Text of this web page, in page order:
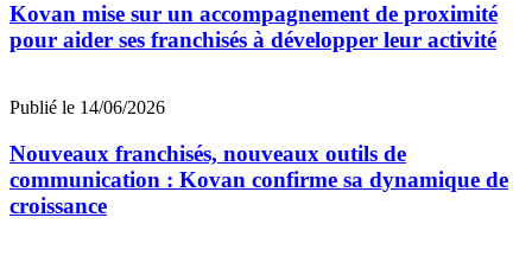
Kovan mise sur un accompagnement de proximité
pour aider ses franchisés à développer leur activité
Publié le 14/06/2026
Nouveaux franchisés, nouveaux outils de
communication : Kovan confirme sa dynamique de
croissance